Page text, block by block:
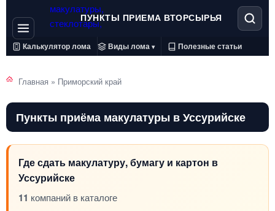
ПУНКТЫ ПРИЕМА ВТОРСЫРЬЯ
Калькулятор лома Виды лома ▾ Полезные статьи
Главная » Приморский край
Пункты приёма макулатуры в Уссурийске
Где сдать макулатуру, бумагу и картон в
Уссурийске
11 компаний в каталоге